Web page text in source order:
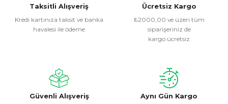
Görüş ve önerileriniz için teşekkür ederiz.
Ürün resmi kalitesiz, bozuk veya görüntülenemiyor.
Ürün fiyatı diğer sitelerden daha pahalı.
Bu ürüne benzer farklı alternatifler olmalı.
Taksitli Alışveriş
Kredi kartınıza taksit ve banka
havalesi ile ödeme
Ücretsiz Kargo
₺2000,00 ve üzeri tüm
siparişeriniz de
kargo ücretsiz
Güvenli Alışveriş
Aynı Gün Kargo